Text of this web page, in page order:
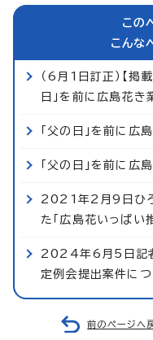
この
こんな
（6月1日訂正）【
日」を前に広島花
「父の日」を前に
「父の日」を前に
2021年2月9日ひろ
た「広島花いっぱい
2024年6月5日記
定例会提出案件につ
前のページへ